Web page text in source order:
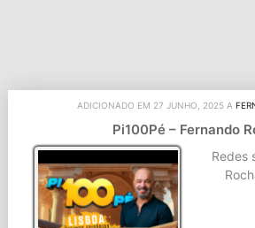
ADICIONADO EM 27 JUNHO, 2025 A
Pi100Pé – Fernando
Redes